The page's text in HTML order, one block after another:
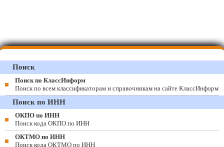
Поиск
Поиск по КлассИнформ
Поиск по всем классификаторам и справочникам на сайте КлассИнформ
Поиск по ИНН
ОКПО по ИНН
Поиск кода ОКПО по ИНН
ОКТМО по ИНН
Поиск кода ОКТМО по ИНН